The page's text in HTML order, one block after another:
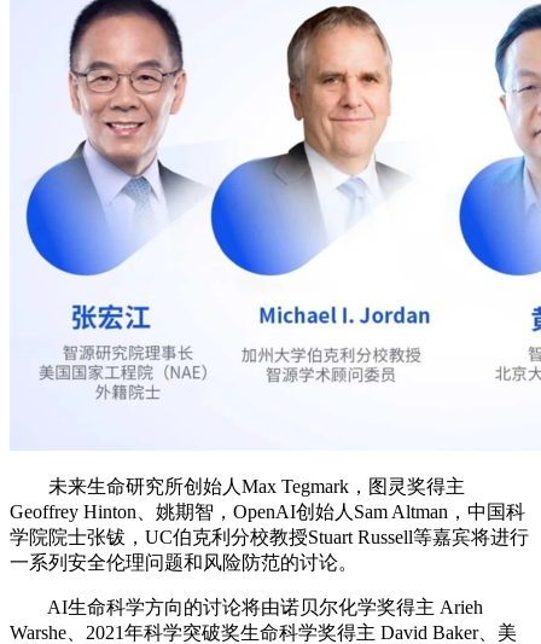
未来生命研究所创始人Max Tegmark，图灵奖得主
Geoffrey Hinton、姚期智，OpenAI创始人Sam Altman，中国科
学院院士张钹，UC伯克利分校教授Stuart Russell等嘉宾将进行
一系列安全伦理问题和风险防范的讨论。
AI生命科学方向的讨论将由诺贝尔化学奖得主 Arieh
Warshe、2021年科学突破奖生命科学奖得主 David Baker、美